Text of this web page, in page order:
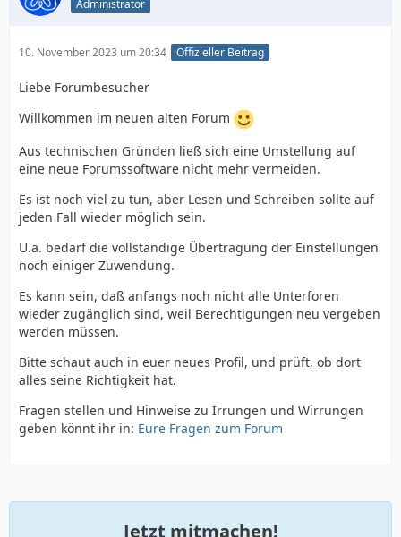
Administrator
10. November 2023 um 20:34 Offizieller Beitrag
Liebe Forumbesucher
Willkommen im neuen alten Forum
Aus technischen Gründen ließ sich eine Umstellung auf
eine neue Forumssoftware nicht mehr vermeiden.
Es ist noch viel zu tun, aber Lesen und Schreiben sollte auf
jeden Fall wieder möglich sein.
U.a. bedarf die vollständige Übertragung der Einstellungen
noch einiger Zuwendung.
Es kann sein, daß anfangs noch nicht alle Unterforen
wieder zugänglich sind, weil Berechtigungen neu vergeben
werden müssen.
Bitte schaut auch in euer neues Profil, und prüft, ob dort
alles seine Richtigkeit hat.
Fragen stellen und Hinweise zu Irrungen und Wirrungen
geben könnt ihr in: Eure Fragen zum Forum
Jetzt mitmachen!